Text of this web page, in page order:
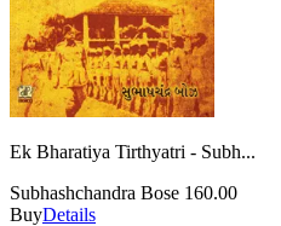
Ek Bharatiya Tirthyatri - Subh...
Subhashchandra Bose 160.00
BuyDetails